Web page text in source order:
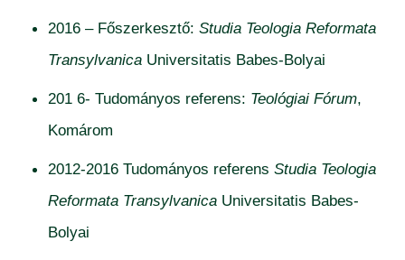
2016 – Főszerkesztő:Studia Teologia Reformata
Transylvanica Universitatis Babes-Bolyai
201 6- Tudományos referens: Teológiai Fórum,
Komárom
2012-2016 Tudományos referensStudia Teologia
Reformata Transylvanica Universitatis Babes-
Bolyai